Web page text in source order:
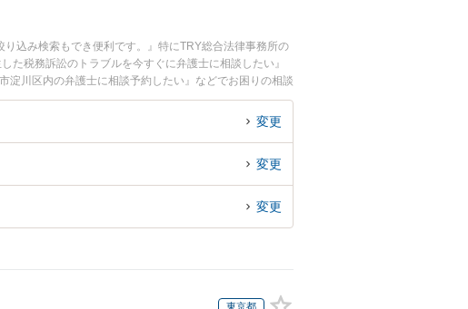
込み検索もでき便利です。』特にTRY総合法律事務所の
た税務訴訟のトラブルを今すぐに弁護士に相談したい』
淀川区内の弁護士に相談予約したい』などでお困りの相談
変更
変更
変更
東京都